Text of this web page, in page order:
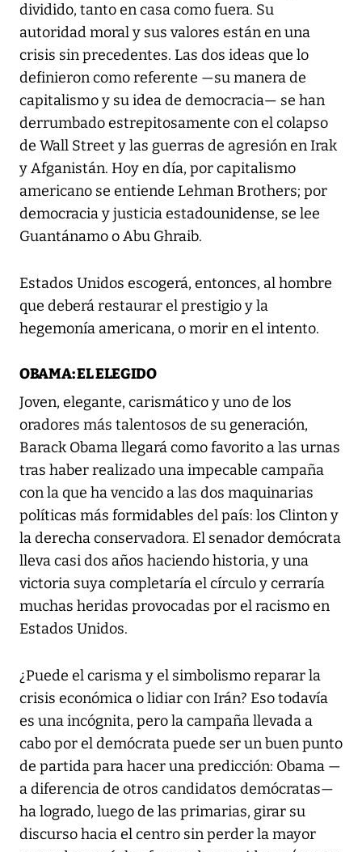
dividido, tanto en casa como fuera. Su
autoridad moral y sus valores están en una
crisis sin precedentes. Las dos ideas que lo
definieron como referente —su manera de
capitalismo y su idea de democracia— se han
derrumbado estrepitosamente con el colapso
de Wall Street y las guerras de agresión en Irak
y Afganistán. Hoy en día, por capitalismo
americano se entiende Lehman Brothers; por
democracia y justicia estadounidense, se lee
Guantánamo o Abu Ghraib.
Estados Unidos escogerá, entonces, al hombre
que deberá restaurar el prestigio y la
hegemonía americana, o morir en el intento.
OBAMA: EL ELEGIDO
Joven, elegante, carismático y uno de los
oradores más talentosos de su generación,
Barack Obama llegará como favorito a las urnas
tras haber realizado una impecable campaña
con la que ha vencido a las dos maquinarias
políticas más formidables del país: los Clinton y
la derecha conservadora. El senador demócrata
lleva casi dos años haciendo historia, y una
victoria suya completaría el círculo y cerraría
muchas heridas provocadas por el racismo en
Estados Unidos.
¿Puede el carisma y el simbolismo reparar la
crisis económica o lidiar con Irán? Eso todavía
es una incógnita, pero la campaña llevada a
cabo por el demócrata puede ser un buen punto
de partida para hacer una predicción: Obama —
a diferencia de otros candidatos demócratas—
ha logrado, luego de las primarias, girar su
discurso hacia el centro sin perder la mayor